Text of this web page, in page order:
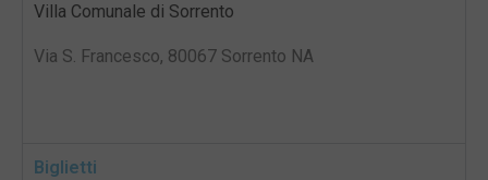
Villa Comunale di Sorrento
Via S. Francesco, 80067 Sorrento NA
Biglietti